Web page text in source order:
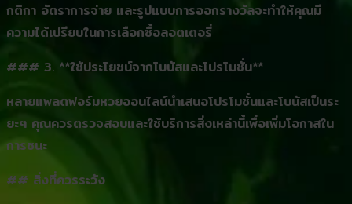
กติกา อัตราการจ่าย และรูปแบบการออกรางวัลจะทำให้คุณมี
ความได้เปรียบในการเลือกซื้อลอตเตอรี่
### 3. **ใช้ประโยชน์จากโบนัสและโปรโมชั่น**
หลายแพลตฟอร์มหวยออนไลน์นำเสนอโปรโมชั่นและโบนัสเป็นระ
ยะๆ คุณควรตรวจสอบและใช้บริการสิ่งเหล่านี้เพื่อเพิ่มโอกาสใน
การชนะ
## สิ่งที่ควรระวัง